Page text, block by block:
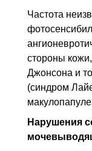
Частота
стороны
Джонсона и
(синдром
Нарушения